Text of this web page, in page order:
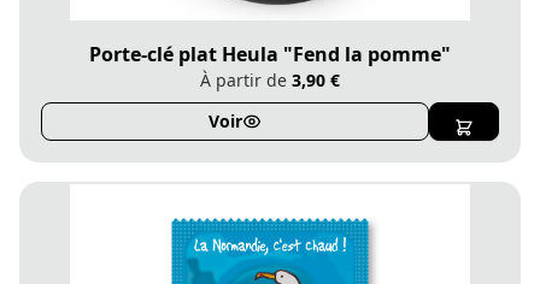
Porte-clé plat Heula "Fend la pomme"
À partir de 3,90 €
Voir